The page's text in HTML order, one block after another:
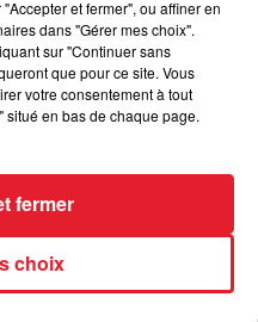
hommage à Seven
« neveu » tragiquement...
: des remixes inédits à
et fermer", ou affiner en
dans "Gérer mes choix".
sur "Continuer sans
que pour ce site. Vous
votre consentement à tout
en bas de chaque page.
choix
fermer